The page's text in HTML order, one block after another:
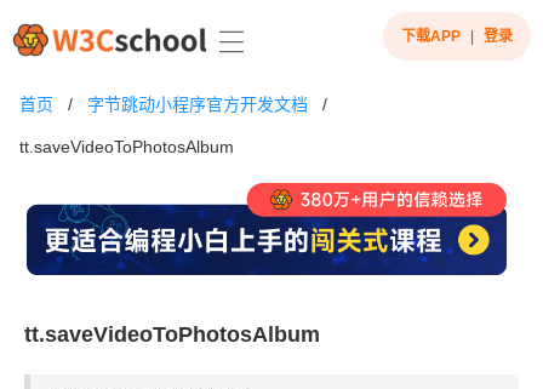
下载APP 登录
首页 / 字节跳动小程序官方开发文档 /
tt.saveVideoToPhotosAlbum
tt.saveVideoToPhotosAlbum